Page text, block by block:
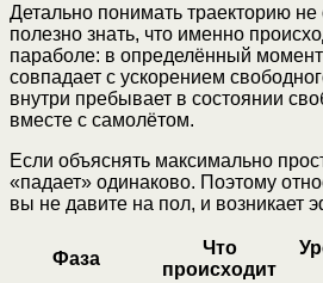
Детально понимать траекторию не
полезно знать, что именно
параболе: в определённый
совпадает с ускорением
внутри пребывает в состоянии
вместе с самолётом.
Если объяснять максимально
«падает» одинаково. Поэтому
вы не давите на пол, и возникает
Фаза
Что
происходит